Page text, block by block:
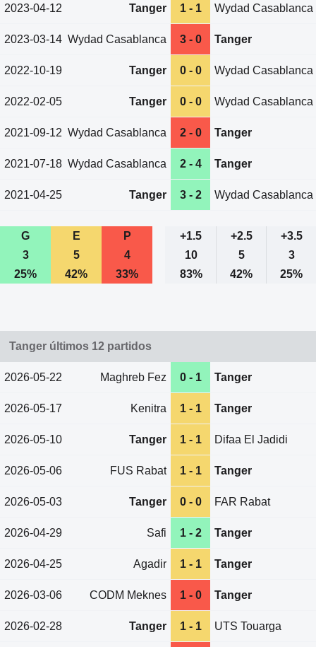
2023-04-12 Tanger 1 - 1 Wydad Casablanca
2023-03-14 Wydad Casablanca 3 - 0 Tanger
2022-10-19 Tanger 0 - 0 Wydad Casablanca
2022-02-05 Tanger 0 - 0 Wydad Casablanca
2021-09-12 Wydad Casablanca 2 - 0 Tanger
2021-07-18 Wydad Casablanca 2 - 4 Tanger
2021-04-25 Tanger 3 - 2 Wydad Casablanca
G E P +1.5 +2.5
+3.5
3
5 4 10 5
3
25%
42% 33% 83% 42% 25%
Tanger últimos 12 partidos
2026-05-22 Maghreb Fez 0 - 1 Tanger
2026-05-17 Kenitra 1 - 1 Tanger
2026-05-10 Tanger 1 - 1 Difaa El Jadidi
2026-05-06 FUS Rabat 1 - 1 Tanger
2026-05-03 Tanger 0 - 0 FAR Rabat
2026-04-29 Safi 1 - 2 Tanger
2026-04-25 Agadir 1 - 1 Tanger
2026-03-06 CODM Meknes 1 - 0 Tanger
2026-02-28 Tanger 1 - 1 UTS Touarga